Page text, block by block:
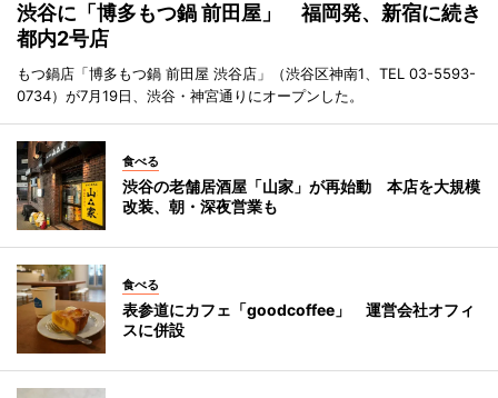
渋谷に「博多もつ鍋 前田屋」 福岡発、新宿に続き
都内2号店
もつ鍋店「博多もつ鍋 前田屋 渋谷店」（渋谷区神南1、TEL 03-5593-
0734）が7月19日、渋谷・神宮通りにオープンした。
食べる
渋谷の老舗居酒屋「山家」が再始動 本店を大規模
改装、朝・深夜営業も
食べる
表参道にカフェ「goodcoffee」 運営会社オフィ
スに併設